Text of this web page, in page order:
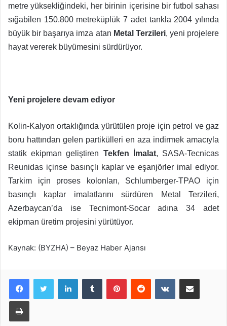
metre yüksekliğindeki, her birinin içerisine bir futbol sahası
sığabilen 150.800 metreküplük 7 adet tankla 2004 yılında
büyük bir başarıya imza atan Metal Terzileri, yeni projelere
hayat vererek büyümesini sürdürüyor.
Yeni projelere devam ediyor
Kolin-Kalyon ortaklığında yürütülen proje için petrol ve gaz
boru hattından gelen partikülleri en aza indirmek amacıyla
statik ekipman geliştiren Tekfen İmalat, SASA-Tecnicas
Reunidas içinse basınçlı kaplar ve eşanjörler imal ediyor.
Tarkim için proses kolonları, Schlumberger-TPAO için
basınçlı kaplar imalatlarını sürdüren Metal Terzileri,
Azerbaycan’da ise Tecnimont-Socar adına 34 adet
ekipman üretim projesini yürütüyor.
Kaynak: (BYZHA) – Beyaz Haber Ajansı
LinkedInTumblr PinterestReddit VKontakteE-Posta ile paylaş
Yazdır